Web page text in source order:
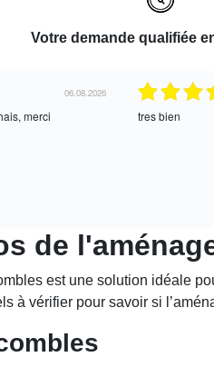
Votre demande qualifiée
de
est une solution idéale
à vérifier pour savoir si